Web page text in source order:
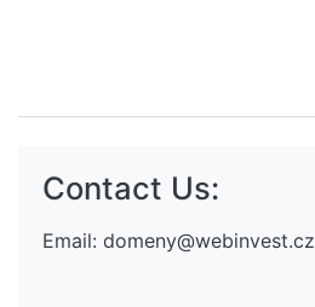
Contact Us:
Email: domeny@webinvest.cz